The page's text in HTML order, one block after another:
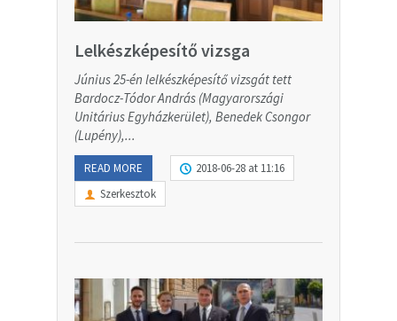
Lelkészképesítő vizsga
Június 25-én lelkészképesítő vizsgát tett
Bardocz-Tódor András (Magyarországi
Unitárius Egyházkerület), Benedek Csongor
(Lupény),...
READ MORE
2018-06-28 at 11:16
Szerkesztok